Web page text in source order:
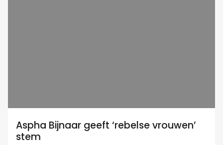
Aspha Bijnaar geeft ‘rebelse vrouwen’
stem